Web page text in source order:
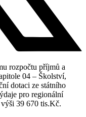
rozpočtu příjmů a
04 – Školství,
dotaci ze státního
pro regionální
39 670 tis.Kč.